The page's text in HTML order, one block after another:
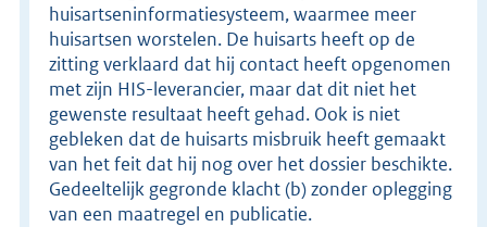
huisartseninformatiesysteem, waarmee meer
huisartsen worstelen. De huisarts heeft op de
zitting verklaard dat hij contact heeft opgenomen
met zijn HIS-leverancier, maar dat dit niet het
gewenste resultaat heeft gehad. Ook is niet
gebleken dat de huisarts misbruik heeft gemaakt
van het feit dat hij nog over het dossier beschikte.
Gedeeltelijk gegronde klacht (b) zonder oplegging
van een maatregel en publicatie.